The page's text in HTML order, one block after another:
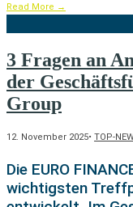
Read More →
3 Fragen an
der
Group
12. November 2025• TOP-
Die EURO
wichtigsten